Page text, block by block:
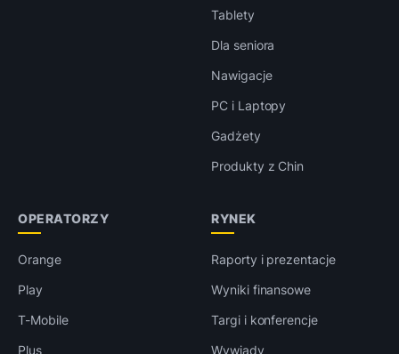
Tablety
Dla seniora
Nawigacje
PC i Laptopy
Gadżety
Produkty z Chin
OPERATORZY
Orange
Play
T-Mobile
Plus
RYNEK
Raporty i prezentacje
Wyniki finansowe
Targi i konferencje
Wywiady